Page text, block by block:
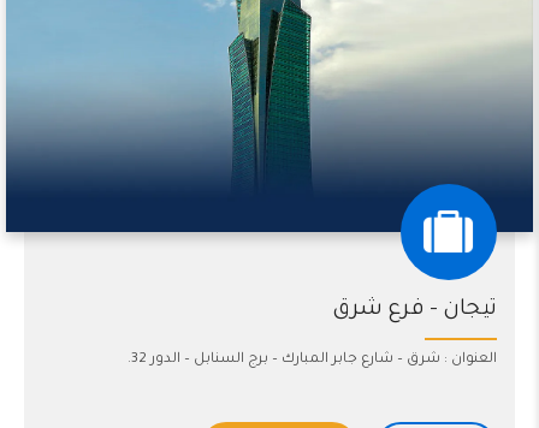
تيجان – فرع شرق
العنوان : شرق – شارع جابر المبارك – برج السنابل – الدور 32.